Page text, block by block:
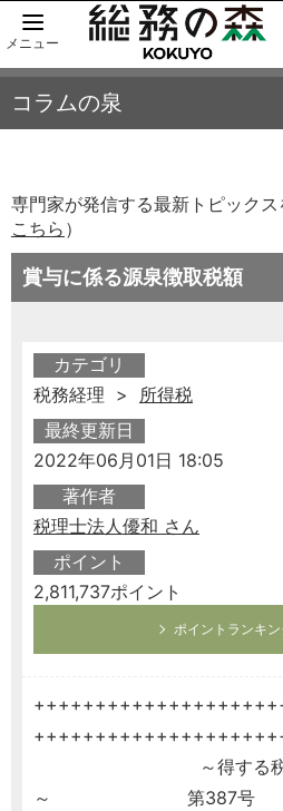
メニュー
コラムの泉
専門家が発信する最新トピック
こちら ）
賞与に係る源泉徴取税額
カテゴリ
税務経理 > 所得税
最終更新日
2022年06月01日 18:05
著作者
税理士法人優和 さん
ポイント
2,811,737ポイント
ポイントランキン
～得する税務
～ 第387号